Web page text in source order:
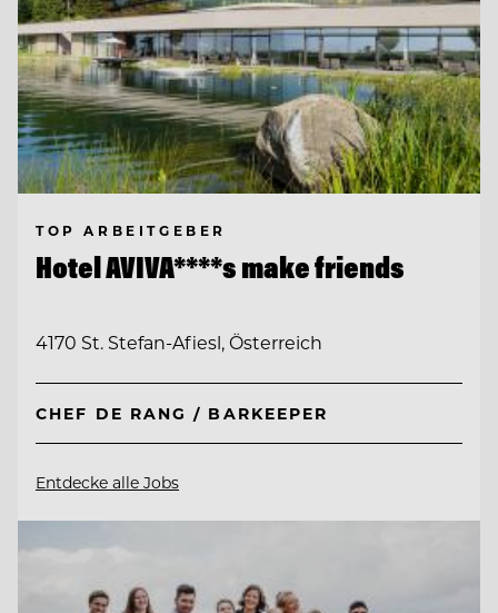
TOP ARBEITGEBER
Hotel AVIVA****s make friends
4170 St. Stefan-Afiesl, Österreich
CHEF DE RANG / BARKEEPER
Entdecke alle Jobs